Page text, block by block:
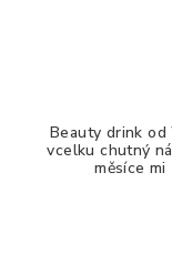
Beauty drink
vcelku chutný
měsíce